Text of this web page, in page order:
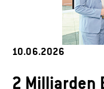
10.06.2026
2 Milliarden